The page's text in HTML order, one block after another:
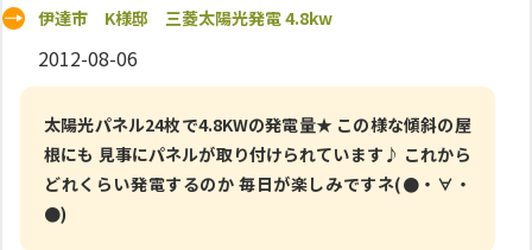
伊達市 K様邸 三菱太陽光発電 4.8kw
2012-08-06
太陽光パネル24枚で4.8KWの発電量★ この様な傾斜の屋
根にも 見事にパネルが取り付けられています♪ これから
どれくらい発電するのか 毎日が楽しみですネ(●・∀・
●)